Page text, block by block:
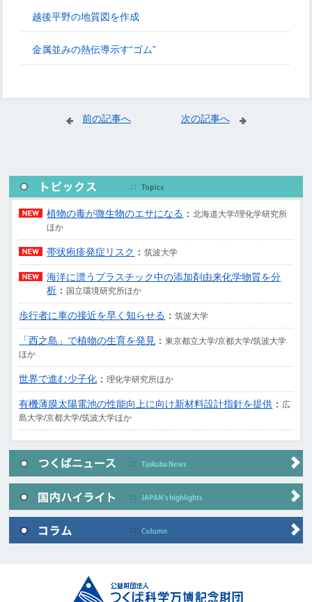
越後平野の地質図を作成
金属並みの熱伝導示す“ゴム”
前の記事へ 次の記事へ
植物の毒が微生物のエサになる ：北海道大学/理化学研究所
ほか
帯状疱疹発症リスク ：筑波大学
海洋に漂うプラスチック中の添加剤由来化学物質を分
析 ： 国立環境研究所ほか
歩行者に車の接近を早く知らせる ：筑波大学
「西之島」で植物の生育を発見 ：東京都立大学/京都大学/筑波大学
ほか
世界で進む少子化 ：理化学研究所ほか
有機薄膜太陽電池の性能向上に向け新材料設計指針を提供 ： 広
島大学/京都大学/筑波大学ほか